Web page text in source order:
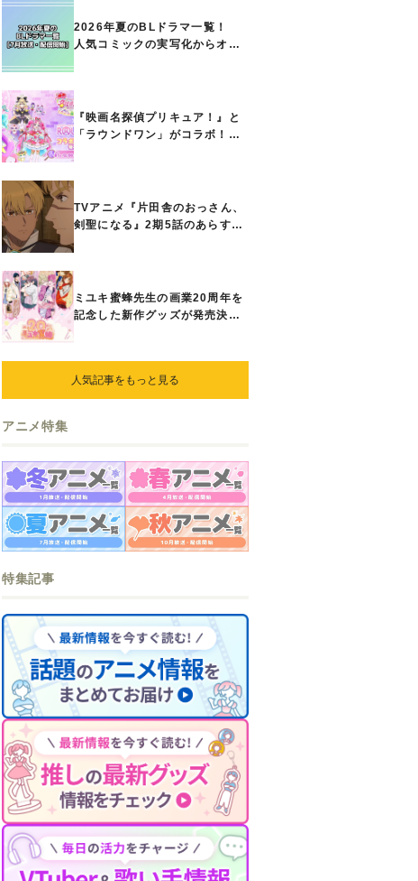
2026年夏のBLドラマ一覧！
人気コミックの実写化からオリ
『映画名探偵プリキュア！』と
「ラウンドワン」がコラボ！
TVアニメ『片田舎のおっさん、
剣聖になる』2期5話のあらすじ
ミユキ蜜蜂先生の画業20周年を
記念した新作グッズが発売決
ら、ときめくアイテムが登場♪
人気記事をもっと見る
アニメ特集
特集記事